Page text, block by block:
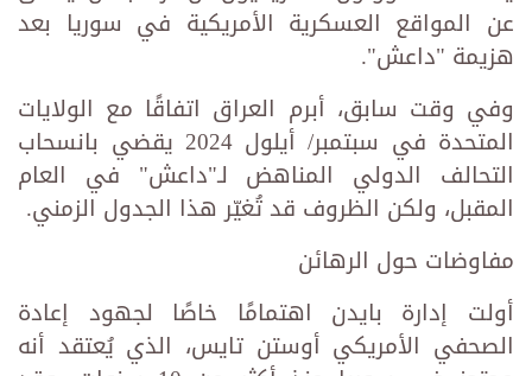
عن المواقع العسكرية الأمريكية في سوريا بعد
هزيمة "داعش".
وفي وقت سابق، أبرم العراق اتفاقًا مع الولايات
المتحدة في سبتمبر/ أيلول 2024 يقضي بانسحاب
التحالف الدولي المناهض لـ"داعش" في العام
المقبل، ولكن الظروف قد تُغيّر هذا الجدول الزمني.
مفاوضات حول الرهائن
أولت إدارة بايدن اهتمامًا خاصًا لجهود إعادة
الصحفي الأمريكي أوستن تايس، الذي يُعتقد أنه